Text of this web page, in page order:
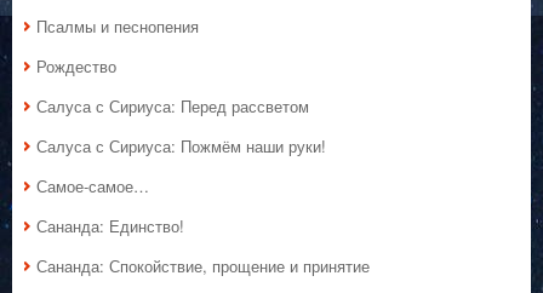
Псалмы и песнопения
Рождество
Салуса с Сириуса: Перед рассветом
Салуса с Сириуса: Пожмём наши руки!
Самое-самое…
Сананда: Единство!
Сананда: Спокойствие, прощение и принятие